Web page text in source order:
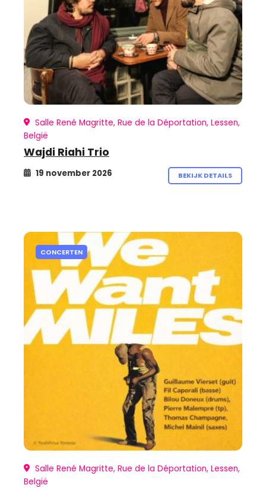
Salle René Magritte, Rue de la Déportation, Lessen,
België
Wajdi Riahi Trio
19 november 2026 BEKIJK DETAILS
CONCERTEN
Salle René Magritte, Rue de la Déportation, Lessen,
België